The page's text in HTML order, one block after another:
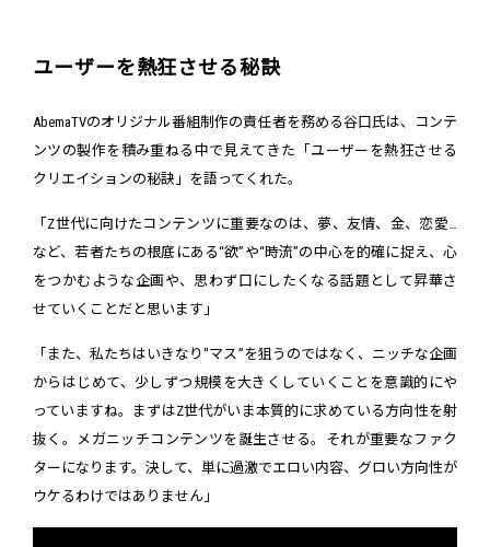
ユーザーを熱狂させる秘訣
AbemaTVのオリジナル番組制作の責任者を務める谷口氏は、コンテ
ンツの製作を積み重ねる中で見えてきた「ユーザーを熱狂させる
クリエイションの秘訣」を語ってくれた。
「Z世代に向けたコンテンツに重要なのは、夢、友情、金、恋愛…
など、若者たちの根底にある“欲”や“時流”の中心を的確に捉え、心
をつかむような企画や、思わず口にしたくなる話題として昇華さ
せていくことだと思います」
「また、私たちはいきなり"マス”を狙うのではなく、ニッチな企画
からはじめて、少しずつ規模を大きくしていくことを意識的にや
っていますね。まずはZ世代がいま本質的に求めている方向性を射
抜く。メガニッチコンテンツを誕生させる。それが重要なファク
ターになります。決して、単に過激でエロい内容、グロい方向性が
ウケるわけではありません」